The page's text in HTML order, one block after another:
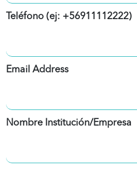
Teléfono (ej: +56911112222)
Email Address
Nombre Institución/Empresa